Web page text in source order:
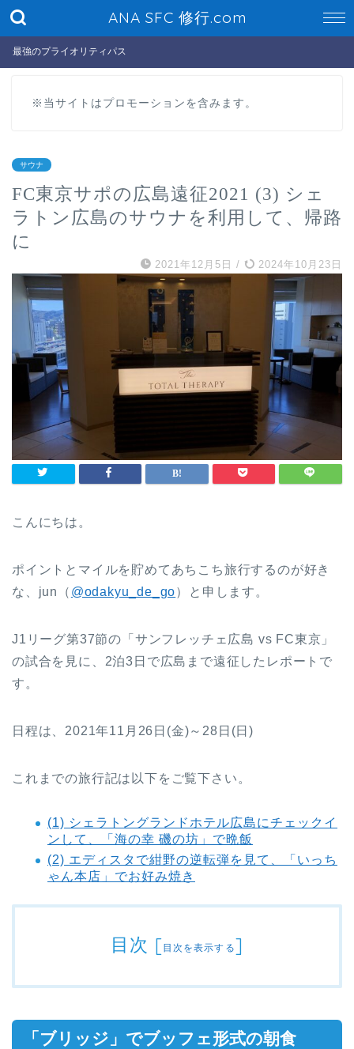
ANA SFC 修行.com
最強のプライオリティパス
※当サイトはプロモーションを含みます。
サウナ
FC東京サポの広島遠征2021 (3) シェ
ラトン広島のサウナを利用して、帰路
に
2021年12月5日 / 2024年10月23日
こんにちは。
ポイントとマイルを貯めてあちこち旅行するのが好き
な、jun（ @odakyu_de_go）と申します。
J1リーグ第37節の「サンフレッチェ広島 vs FC東京」
の試合を見に、2泊3日で広島まで遠征したレポートで
す。
日程は、2021年11月26日(金)～28日(日)
これまでの旅行記は以下をご覧下さい。
(1) シェラトングランドホテル広島にチェックイ
ンして、「海の幸 磯の坊」で晩飯
(2) エディスタで紺野の逆転弾を見て、「いっち
ゃん本店」でお好み焼き
目次 [目次を表示する]
「ブリッジ」でブッフェ形式の朝食